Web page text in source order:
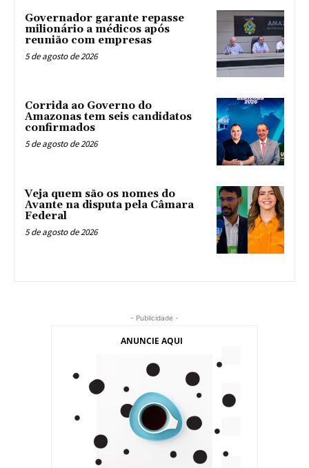
Governador garante repasse
milionário a médicos após
reunião com empresas
5 de agosto de 2026
Corrida ao Governo do
Amazonas tem seis candidatos
confirmados
5 de agosto de 2026
Veja quem são os nomes do
Avante na disputa pela Câmara
Federal
5 de agosto de 2026
- Publicidade -